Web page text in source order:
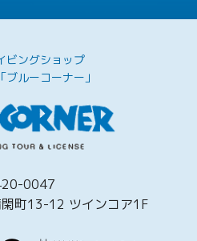
ビングショップ
ルーコーナー」
0047
町13-12 ツインコア1F